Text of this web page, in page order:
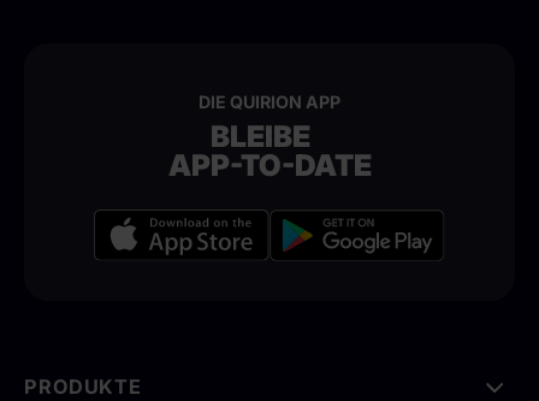
DIE QUIRION APP
BLEIBE
APP-TO-DATE
PRODUKTE